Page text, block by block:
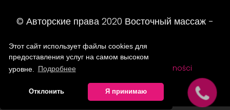
Этот сайт использует файлы cookies для
предоставления услуг на самом высоком
уровне.
Подробнее
Отклонить Я принимаю
© Авторские права 2020 Восточный массаж -
FAQ Regulamin Polityka prywatności